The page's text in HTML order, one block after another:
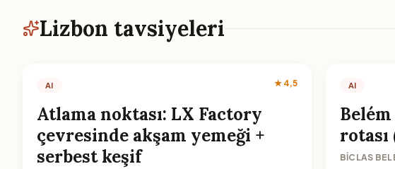
Lizbon tavsiyeleri
AI ★ 4,5
Atlama noktası: LX Factory
çevresinde akşam yemeği +
serbest keşif
AI
rotası
BICLAS